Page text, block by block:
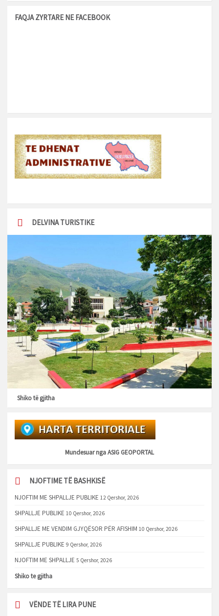
FAQJA ZYRTARE NE FACEBOOK
DELVINA TURISTIKE
Shiko të gjitha
Mundesuar ngaASIG GEOPORTAL
NJOFTIME TË BASHKISË
NJOFTIM ME SHPALLJE PUBLIKE 12 Qershor, 2026
SHPALLJE PUBLIKE 10 Qershor, 2026
SHPALLJE ME VENDIM GJYQËSOR PËR AFISHIM 10 Qershor, 2026
SHPALLJE PUBLIKE 9 Qershor, 2026
NJOFTIM ME SHPALLJE 5 Qershor, 2026
Shiko te gjitha
VËNDE TË LIRA PUNE